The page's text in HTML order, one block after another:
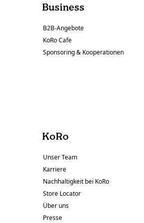
Business
B2B-Angebote
KoRo Cafe
Sponsoring & Kooperationen
KoRo
Unser Team
Karriere
Nachhaltigkeit bei KoRo
Store Locator
Über uns
Presse